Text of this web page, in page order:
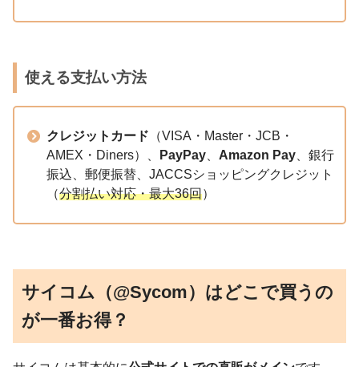
使える支払い方法
クレジットカード （VISA・Master・JCB・
AMEX・Diners）、
PayPay Amazon Pay 、銀行
振込、郵便振替、JACCSショッピングクレジット
（分割払い対応・最大36回）
サイコム（@Sycom）はどこで買うの
が一番お得？